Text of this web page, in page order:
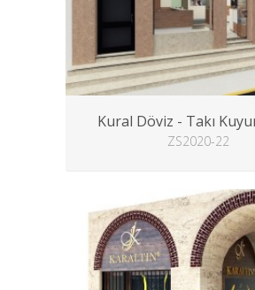
Kural Döviz - Takı
ZS2020-22